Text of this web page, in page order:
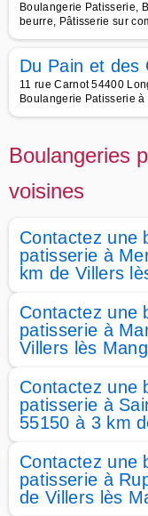
Boulangerie Patisserie,
beurre, Pâtisserie sur
Du Pain et des
11 rue Carnot 54400
Boulangerie Patisserie à
Boulangeries
voisines
Contactez une
patisserie à
km de Villers
Contactez une
patisserie à
Villers lès
Contactez une
patisserie à
55150 à 3 km
Contactez une
patisserie à
de Villers lès